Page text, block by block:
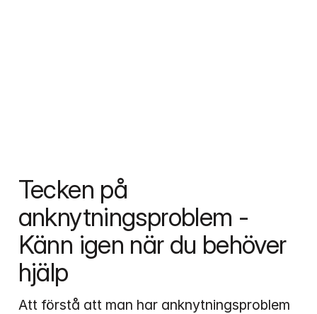
Tecken på
anknytningsproblem -
Känn igen när du behöver
hjälp
Att förstå att man har anknytningsproblem